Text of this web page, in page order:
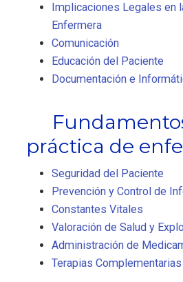
Implicaciones Legales en
Enfermera
Comunicación
Educación del Paciente
Documentación e
práctica de
Seguridad del Paciente
Prevención y Control de
Constantes Vitales
Valoración de Salud y
Administración de
Terapias